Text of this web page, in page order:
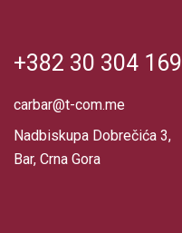
+382 30 304 169
carbar@t-com.me
Nadbiskupa Dobrečića 3,
Bar, Crna Gora